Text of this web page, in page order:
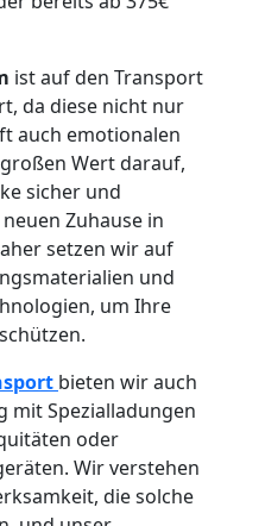
ist auf den Transport
da diese nicht nur
auch emotionalen
Wert darauf,
sicher und
Zuhause in
setzen wir auf
und
um Ihre
bieten wir auch
mit Spezialladungen
oder
Wir verstehen
die solche